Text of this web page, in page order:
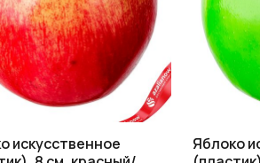
искусственное
Яблоко